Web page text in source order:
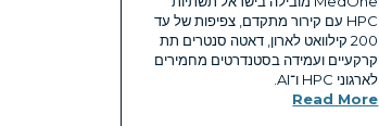
HPC עם קירור מתקדם, צפיפות של עד
200 קילוואט לארון, דאטה סנטרים תת
קרקעיים ועמידה בסטנדרטים מחמירים
לארגוני HPC ו־AI.
Read More